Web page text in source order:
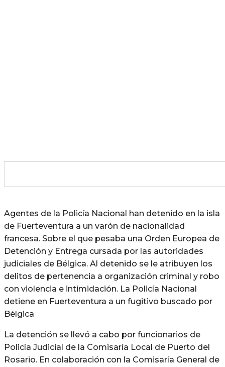
Agentes de la Policía Nacional han detenido en la isla
de Fuerteventura a un varón de nacionalidad
francesa. Sobre el que pesaba una Orden Europea de
Detención y Entrega cursada por las autoridades
judiciales de Bélgica. Al detenido se le atribuyen los
delitos de pertenencia a organización criminal y robo
con violencia e intimidación. La Policía Nacional
detiene en Fuerteventura a un fugitivo buscado por
Bélgica
La detención se llevó a cabo por funcionarios de
Policía Judicial de la Comisaría Local de Puerto del
Rosario. En colaboración con la Comisaría General de